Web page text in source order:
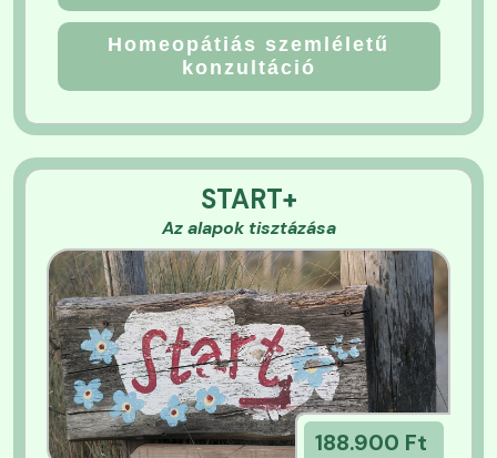
Homeopátiás szemléletű
konzultáció
START+
Az alapok tisztázása
188.900 Ft